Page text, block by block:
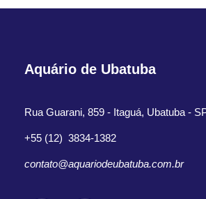
Aquário de Ubatuba
Rua Guarani, 859 - Itaguá, Ubatuba -
+55 (12) 3834-1382
contato@aquariodeubatuba.com.br